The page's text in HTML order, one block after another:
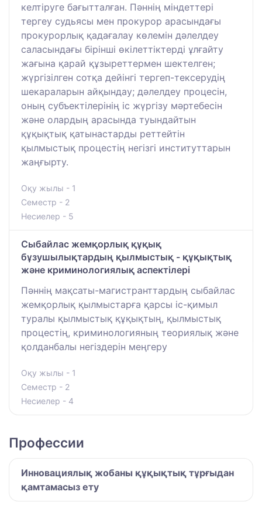
келтіруге бағытталған. Пәннің міндеттері
тергеу судьясы мен прокурор арасындағы
прокурорлық қадағалау көлемін дәлелдеу
саласындағы бірінші өкілеттіктерді ұлғайту
жағына қарай құзыреттермен шектелген;
жүргізілген сотқа дейінгі тергеп-тексерудің
шекараларын айқындау; дәлелдеу процесін,
оның субъектілерінің іс жүргізу мәртебесін
және олардың арасында туындайтын
құқықтық қатынастарды реттейтін
қылмыстық процестің негізгі институттарын
жаңғырту.
Оқу жылы - 1
Семестр - 2
Несиелер - 5
Сыбайлас жемқорлық құқық
бұзушылықтардың қылмыстық - құқықтық
және криминологиялық аспектілері
Пәннің мақсаты-магистранттардың сыбайлас
жемқорлық қылмыстарға қарсы іс-қимыл
туралы қылмыстық құқықтың, қылмыстық
процестің, криминологияның теориялық және
қолданбалы негіздерін меңгеру
Оқу жылы - 1
Семестр - 2
Несиелер - 4
Профессии
Инновациялық жобаны құқықтық тұрғыдан
қамтамасыз ету